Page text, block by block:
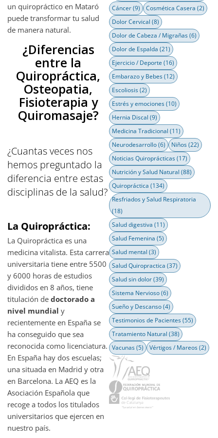
un quiropráctico en Mataró
puede transformar tu salud
de manera natural.
¿Diferencias
entre la
Quiropráctica,
Osteopatia,
Fisioterapia y
Quiromasaje?
¿Cuantas veces nos
hemos preguntado la
diferencia entre estas
disciplinas de la salud?
La Quiropráctica:
La Quiropráctica es una
medicina vitalista. Esta carrera
universitaria tiene entre 5500
y 6000 horas de estudios
divididos en 8 años, tiene
titulación de doctorado a
nivel mundial y
recientemente en España se
ha conseguido que sea
reconocida como licenciatura.
En España hay dos escuelas;
una situada en Madrid y otra
en Barcelona. La AEQ es la
Asociación Española que
recoge a todos los titulados
universitarios que ejercen en
nuestro país.
Cáncer(9) Cosmética Casera (2)
Dolor Cervical (8)
Dolor de Cabeza / Migrañas(6)
Dolor de Espalda (21)
Ejercicio / Deporte (16)
Embarazo y Bebes(12)
Escoliosis(2)
Estrés y emociones(10)
Hernia Discal (9)
Medicina Tradicional (11)
Neurodesarrollo(6) Niños(22)
Noticias Quiroprácticas(17)
Nutrición y Salud Natural (88)
Quiropráctica (134)
Resfriados y Salud Respiratoria
(18)
Salud digestiva (11)
Salud Femenina (5)
Salud mental (3)
Salud Quiropractica (37)
Salud sin dolor(39)
Sistema Nervioso(6)
Sueño y Descanso(4)
Testimonios de Pacientes(55)
Tratamiento Natural (38)
Vacunas(5) Vértigos / Mareos(2)